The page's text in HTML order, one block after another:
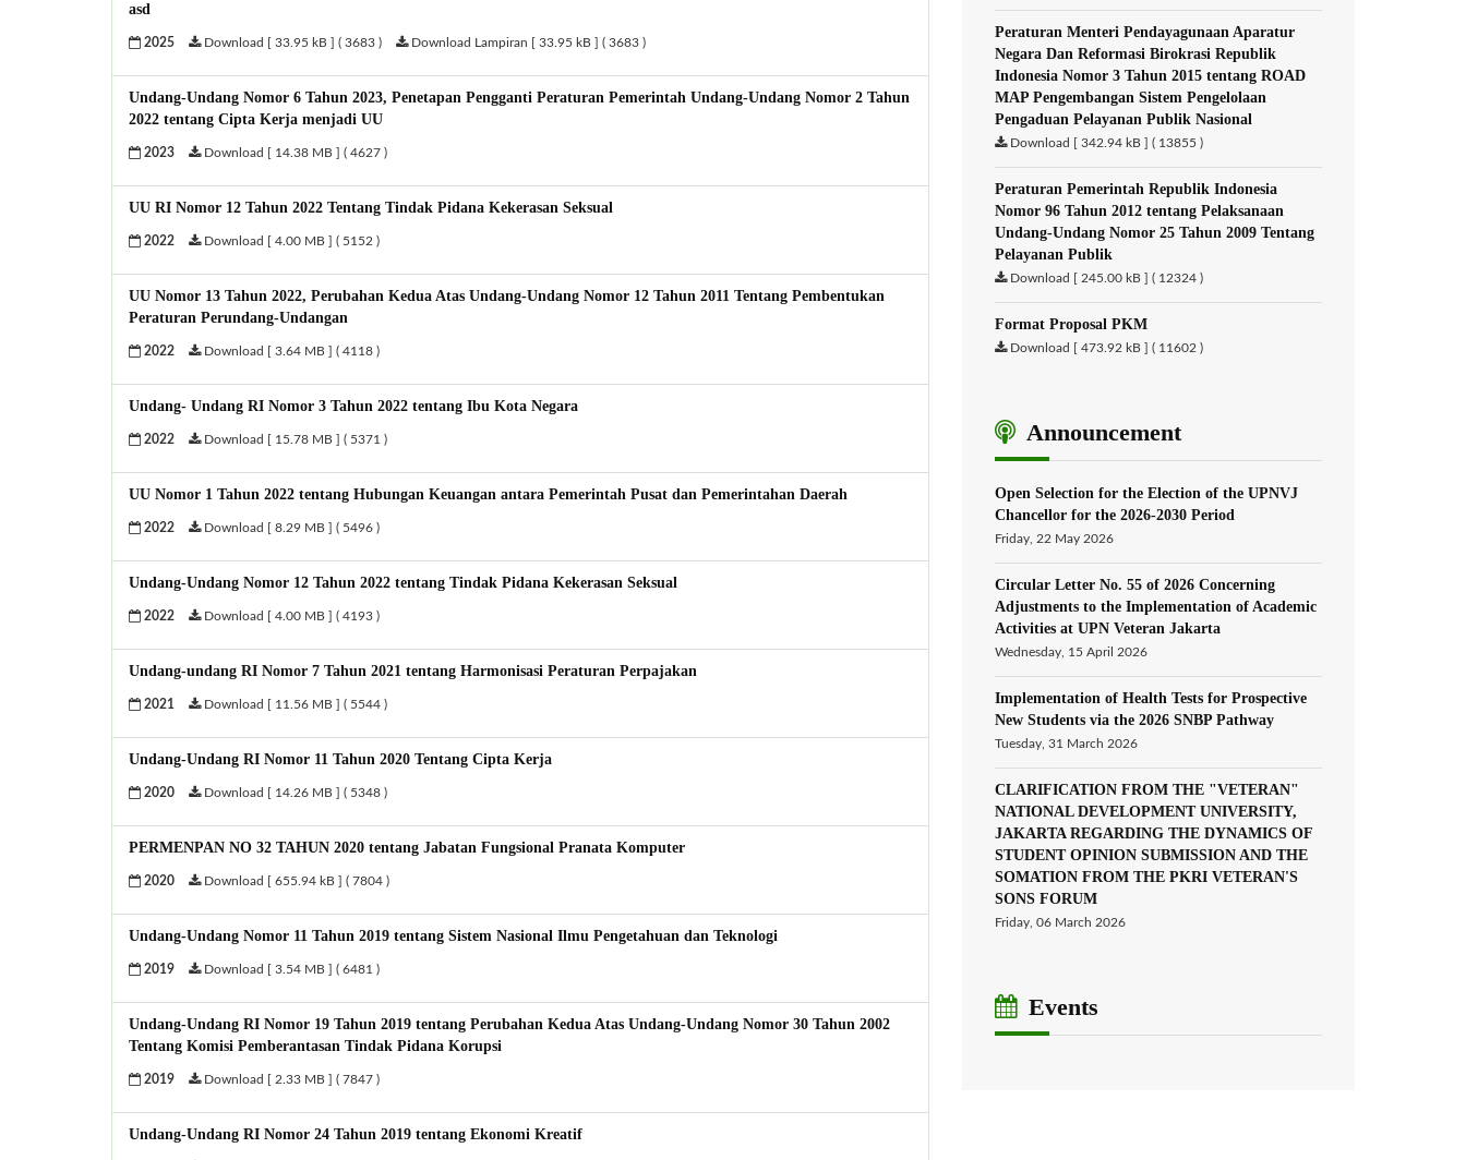
asd
2025 Download [ 33.95 kB ] ( 3683 ) Download Lampiran [ 33.95 kB ] ( 3683 )
Undang-Undang Nomor 6 Tahun 2023, Penetapan Pengganti Peraturan Pemerintah Undang-Undang Nomor 2 Tahun
2022 tentang Cipta Kerja menjadi UU
2023 Download [ 14.38 MB ] ( 4627 )
UU RI Nomor 12 Tahun 2022 Tentang Tindak Pidana Kekerasan Seksual
2022 Download [ 4.00 MB ] ( 5152 )
UU Nomor 13 Tahun 2022, Perubahan Kedua Atas Undang-Undang Nomor 12 Tahun 2011 Tentang Pembentukan
Peraturan Perundang-Undangan
2022 Download [ 3.64 MB ] ( 4118 )
Undang- Undang RI Nomor 3 Tahun 2022 tentang Ibu Kota Negara
2022 Download [ 15.78 MB ] ( 5371 )
UU Nomor 1 Tahun 2022 tentang Hubungan Keuangan antara Pemerintah Pusat dan Pemerintahan Daerah
2022 Download [ 8.29 MB ] ( 5496 )
Undang-Undang Nomor 12 Tahun 2022 tentang Tindak Pidana Kekerasan Seksual
2022 Download [ 4.00 MB ] ( 4193 )
Undang-undang RI Nomor 7 Tahun 2021 tentang Harmonisasi Peraturan Perpajakan
2021 Download [ 11.56 MB ] ( 5544 )
Undang-Undang RI Nomor 11 Tahun 2020 Tentang Cipta Kerja
2020 Download [ 14.26 MB ] ( 5348 )
PERMENPAN NO 32 TAHUN 2020 tentang Jabatan Fungsional Pranata Komputer
2020 Download [ 655.94 kB ] ( 7804 )
Undang-Undang Nomor 11 Tahun 2019 tentang Sistem Nasional Ilmu Pengetahuan dan Teknologi
2019 Download [ 3.54 MB ] ( 6481 )
Undang-Undang RI Nomor 19 Tahun 2019 tentang Perubahan Kedua Atas Undang-Undang Nomor 30 Tahun 2002
Tentang Komisi Pemberantasan Tindak Pidana Korupsi
2019 Download [ 2.33 MB ] ( 7847 )
Undang-Undang RI Nomor 24 Tahun 2019 tentang Ekonomi Kreatif
Peraturan Menteri Pendayagunaan Aparatur
Negara Dan Reformasi Birokrasi Republik
Indonesia Nomor 3 Tahun 2015 tentang ROAD
MAP Pengembangan Sistem Pengelolaan
Pengaduan Pelayanan Publik Nasional
Download [ 342.94 kB ] ( 13855 )
Peraturan Pemerintah Republik Indonesia
Nomor 96 Tahun 2012 tentang Pelaksanaan
Undang-Undang Nomor 25 Tahun 2009 Tentang
Pelayanan Publik
Download [ 245.00 kB ] ( 12324 )
Format Proposal PKM
Download [ 473.92 kB ] ( 11602 )
Announcement
Open Selection for the Election of the UPNVJ
Chancellor for the 2026-2030 Period
Friday, 22 May 2026
Circular Letter No. 55 of 2026 Concerning
Adjustments to the Implementation of Academic
Activities at UPN Veteran Jakarta
Wednesday, 15 April 2026
Implementation of Health Tests for Prospective
New Students via the 2026 SNBP Pathway
Tuesday, 31 March 2026
CLARIFICATION FROM THE "VETERAN"
NATIONAL DEVELOPMENT UNIVERSITY,
JAKARTA REGARDING THE DYNAMICS OF
STUDENT OPINION SUBMISSION AND THE
SOMATION FROM THE PKRI VETERAN'S
SONS FORUM
Friday, 06 March 2026
Events